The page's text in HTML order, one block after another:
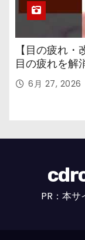
【目の疲れ
目の疲れを解
市の女性・美
6月 27, 2026
PR：本